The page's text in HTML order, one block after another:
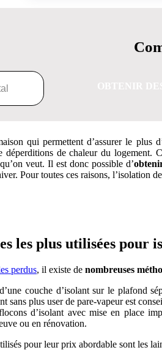
qui permettent d’assurer le plus
déperditions de chaleur du logement.
veut. Il est donc possible d’
Pour toutes ces raisons, l’isolation
les plus utilisées pour
perdus, il existe de nombreuses
couche d’isolant sur le plafond
sans plus user de pare-vapeur est
d’isolant avec mise en place
ou en rénovation.
pour leur prix abordable sont les